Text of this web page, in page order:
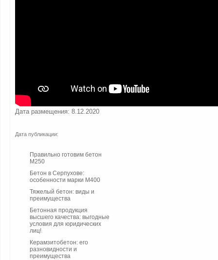
Дата размещения: 8.12.2020
Дата публикации:
Правильно готовим бетон
М250
Бетон в Серпухове:
особенности марки М400
Тяжелый бетон: виды и
преимущества
Бетонная продукция
высшего качества: выгодные
условия для юридических
лиц!
Керамзитобетон: его
разновидности и
преимущества